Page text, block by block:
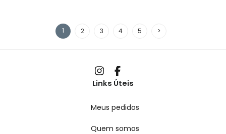
1 2 3 4 5 >
Links Úteis
Meus pedidos
Quem somos